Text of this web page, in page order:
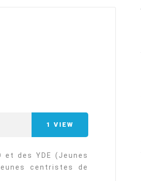
1 VIEW
et des YDE (Jeunes
centristes de
a casa, Pina Picierno
home, Pina Picierno
’26